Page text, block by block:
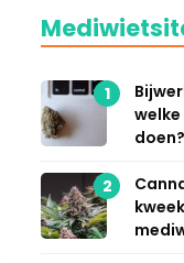
1
doen?
2